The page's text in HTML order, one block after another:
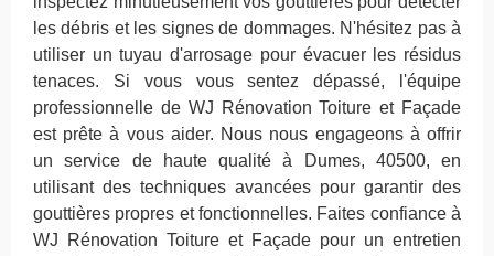
les débris et les signes de dommages. N'hésitez pas à
utiliser un tuyau d'arrosage pour évacuer les résidus
tenaces. Si vous vous sentez dépassé, l'équipe
professionnelle de WJ Rénovation Toiture et Façade
est prête à vous aider. Nous nous engageons à offrir
un service de haute qualité à Dumes, 40500, en
utilisant des techniques avancées pour garantir des
gouttières propres et fonctionnelles. Faites confiance à
WJ Rénovation Toiture et Façade pour un entretien